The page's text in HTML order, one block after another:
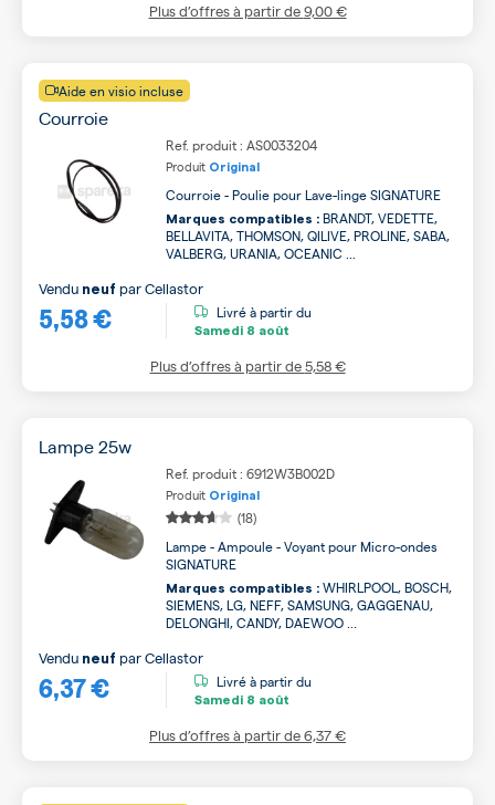
Plus d’offres à partir de9,00 €
Aide en visio incluse
Courroie
Ref. produit : AS0033204
Produit Original
Courroie - Poulie pour Lave-linge SIGNATURE
Marques compatibles : BRANDT, VEDETTE,
BELLAVITA, THOMSON, QILIVE, PROLINE, SABA,
VALBERG, URANIA, OCEANIC ...
5,58 €
Vendu neuf parCellastor
Livré à partir du
Samedi 8 août
Plus d’offres à partir de5,58 €
Lampe 25w
Ref. produit : 6912W3B002D
Produit Original
(18)
Lampe - Ampoule - Voyant pour Micro-ondes
SIGNATURE
Marques compatibles : WHIRLPOOL, BOSCH,
SIEMENS, LG, NEFF, SAMSUNG, GAGGENAU,
DELONGHI, CANDY, DAEWOO ...
6,37 €
Vendu neuf parCellastor
Livré à partir du
Samedi 8 août
Plus d’offres à partir de6,37 €